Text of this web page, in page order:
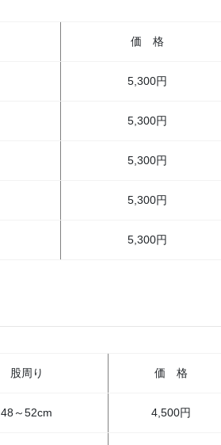
価 格
5,300円
5,300円
5,300円
5,300円
5,300円
股周り 価 格
48～52cm 4,500円